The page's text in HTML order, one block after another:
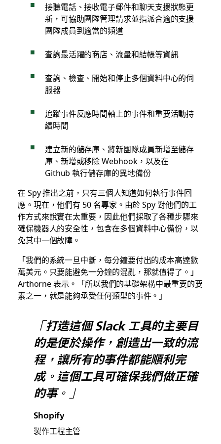
接聽電話、接收電子郵件和聊天支援狀態更
新，可協助團隊管理請求並指派合適的支援
團隊成員到適當的頻道
查詢最活躍的商店、流量和結帳等資訊
查詢、檢查、開始和停止多個資料中心的伺
服器
追蹤事件反應時間軸上的事件和重要活動持
續時間
建立新的儲存庫、將新團隊成員新增至儲存
庫、新增或移除 Webhook，以及在
Github 執行儲存庫的異地備份
在 Spy 推出之前，只有三個人知道如何執行事件回
應。現在，他們有 50 名專家。由於 Spy 對他們的工
作方式來說實在太重要，因此他們採取了各種步驟來
確保機器人的安全性，包含在多個資料中心備份，以
免其中一個故障。
「我們的系統一旦中斷，每分鐘要付出的成本高達數
萬美元。只要能避免一分鐘的混亂，那就值得了。」
Arthorne 表示。「所以我們的基礎架構中最重要的要
素之一，就是能夠承受任何類型的事件。」
「打造這個 Slack 工具的主要目
的是便於操作，創造出一致的流
程，讓所有的事件都能順利完
成。這個工具可確保我們做正確
的事。」
Shopify
製作工程主管